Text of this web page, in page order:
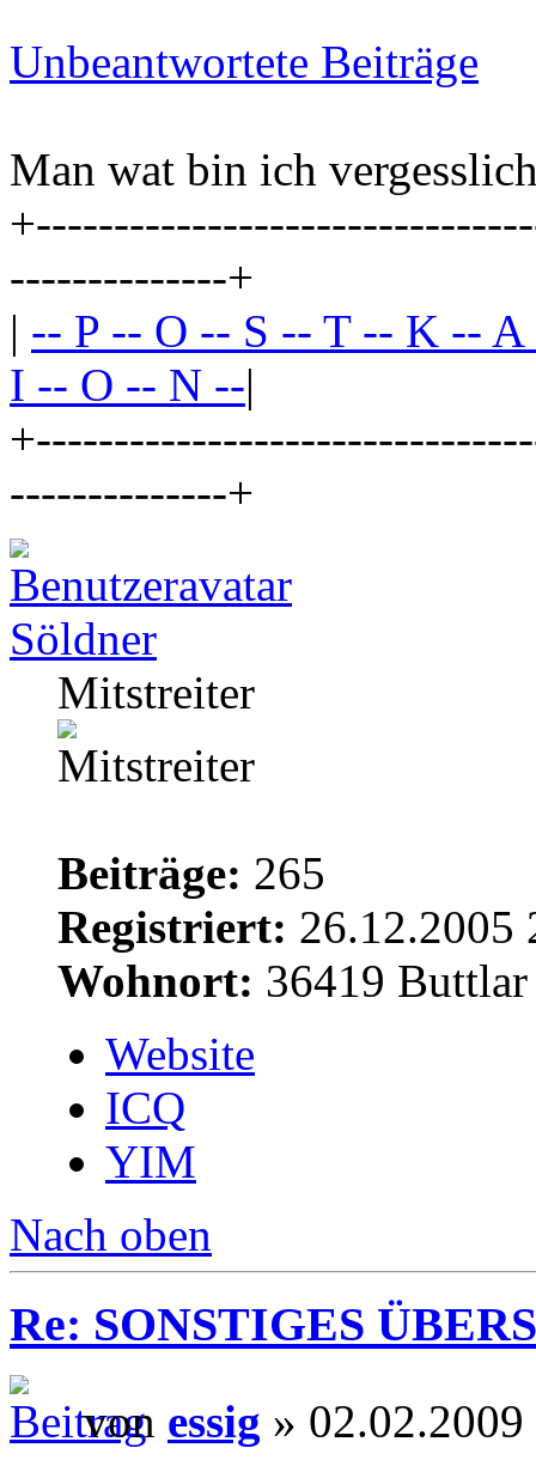
Unbeantwortete Beiträge
Man wat bin ich
--------------+
| -- P -- O -- S -- T -- K --
I -- O -- N --|
--------------+
Söldner
Mitstreiter
Beiträge: 265
Registriert: 26.12.2005
Wohnort: 36419 Buttlar
Website
ICQ
YIM
Nach oben
Re: SONSTIGES
von essig »